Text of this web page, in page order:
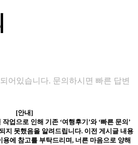
어있습니다. 문의하시면 빠른 답변
[안내]
업으로 인해 기존 ‘여행후기’와 ‘빠른 문의’
지 못했음을 알려드립니다. 이전 게시글 내용
에 참고를 부탁드리며, 너른 마음으로 양해